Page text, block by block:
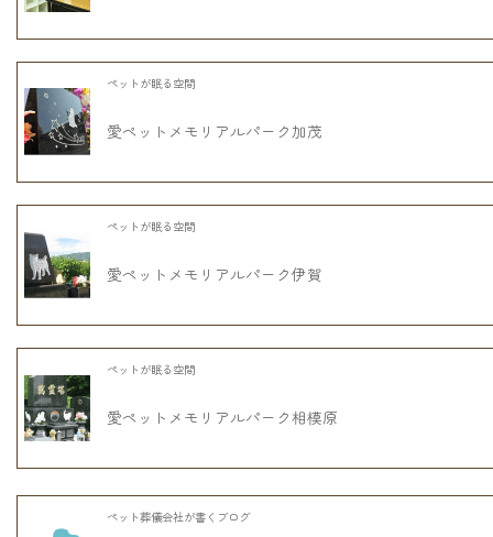
ペットが眠る空間
愛ペットメモリアルパーク加茂
ペットが眠る空間
愛ペットメモリアルパーク伊賀
ペットが眠る空間
愛ペットメモリアルパーク相模原
ペット葬儀会社が書くブログ